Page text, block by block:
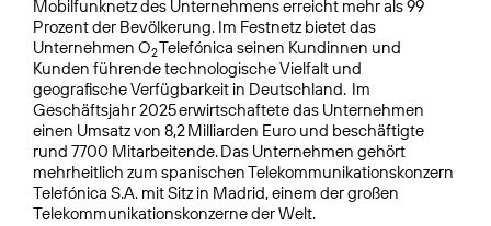
Mobilfunknetz des Unternehmens erreicht mehr als 99
Prozent der Bevölkerung. Im Festnetz bietet das
Unternehmen O2Telefónica seinen Kundinnen und
Kunden führende technologische Vielfalt und
geografische Verfügbarkeit in Deutschland. Im
Geschäftsjahr 2025 erwirtschaftete das Unternehmen
einen Umsatz von 8,2 Milliarden Euro und beschäftigte
rund 7700 Mitarbeitende. Das Unternehmen gehört
mehrheitlich zum spanischen Telekommunikations­konzern
Telefónica S.A. mit Sitz in Madrid, einem der großen
Telekommunikationskonzerne der Welt.